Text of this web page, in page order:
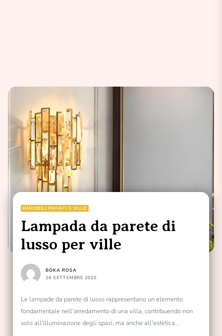
IMMOBILI PRIVATI E VILLE
Lampada da parete di
lusso per ville
BOKA ROSA
16 SETTEMBRE 2025
Le lampade da parete di lusso rappresentano un elemento
fondamentale nell'arredamento di una villa, contribuendo non
solo all'illuminazione degli spazi, ma anche all'estetica